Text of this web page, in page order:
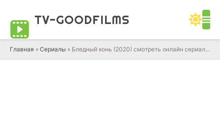
TV-GOODFILMS
Главная » Сериалы » Бледный конь (2020) смотреть онлайн сериал в HD качестве 720 - 1080 бесплатно